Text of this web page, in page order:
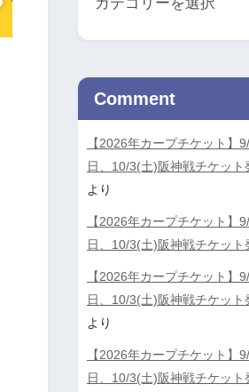
Comment
【2026年カープチケット】
日、10/3(土)阪神戦チケット
より
【2026年カープチケット】
日、10/3(土)阪神戦チケット
【2026年カープチケット】
日、10/3(土)阪神戦チケット
より
【2026年カープチケット】
日、10/3(土)阪神戦チケット